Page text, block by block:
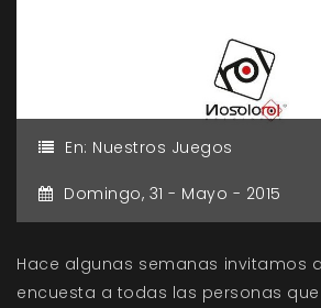
En: Nuestros Juegos
Domingo, 31 - Mayo - 2015
Hace algunas semanas invitamos
encuesta a todas las personas